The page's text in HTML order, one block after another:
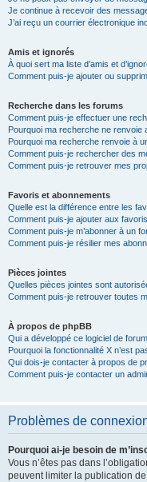
Je continue à recevoir des
J’ai reçu un courrier électronique
Amis et ignorés
À quoi sert ma liste d’amis et
Comment puis-je ajouter ou
Recherche dans les forums
Comment puis-je effectuer une
Pourquoi ma recherche ne renvoie
Pourquoi ma recherche renvoie à
Comment puis-je rechercher des
Comment puis-je retrouver mes
Favoris et abonnements
Quelle est la différence entre les
Comment puis-je ajouter aux
Comment puis-je m’abonner à un
Comment puis-je résilier mes
Pièces jointes
Quelles pièces jointes sont
Comment puis-je retrouver toutes
À propos de phpBB
Qui a développé ce logiciel de
Pourquoi la fonctionnalité X n’est
Qui dois-je contacter à propos de
Comment puis-je contacter un
Problèmes de
Pourquoi ai-je besoin de
Vous n’êtes pas dans
peuvent limiter la publication